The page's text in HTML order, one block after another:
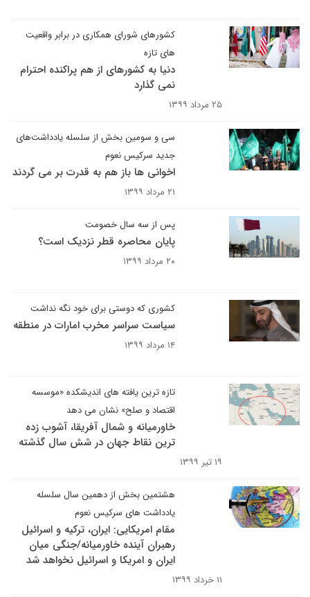
کشورهای شورای همکاری در برابر واقعیت
های تازه
دنیا به کشورهای از هم پراکنده احترام
نمی گذارد
۲۵ مرداد ۱۳۹۹
سی و سومین بخش از سلسله یادداشت‌های
جدید سرکیس نعوم
اخوانی ها باز هم به قدرت بر می گردند
۲۱ مرداد ۱۳۹۹
پس از سه سال خصومت
پایان محاصره قطر نزدیک است؟
۲۰ مرداد ۱۳۹۹
کشوری که دوستی برای خود نگه نداشت
سیاست سراسر مخرب امارات در منطقه
۱۴ مرداد ۱۳۹۹
تازه ترین یافته های اندیشکده «موسسه
اقتصاد و صلح» نشان می دهد
خاورمیانه و شمال آفریقا، آشوب زده
ترین نقاط جهان در شش سال گذشته
۱۹ تیر ۱۳۹۹
هشتمین بخش از دهمین سال سلسله
یادداشت های سرکیس نعوم
مقام امریکایی: ایران، ترکیه و اسرائیل
رهبران آینده خاورمیانه/جنگی میان
ایران و امریکا و اسرائیل نخواهد شد
۱۱ خرداد ۱۳۹۹